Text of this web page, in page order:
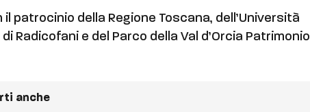
patrocinio della Regione Toscana, dell’Università
Radicofani e del Parco della Val d’Orcia Patrimonio
anche